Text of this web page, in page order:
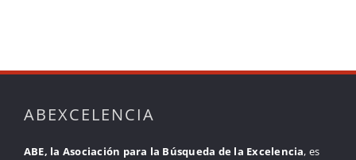
ABEXCELENCIA
ABE, la Asociación para la Búsqueda de la Excelencia, es